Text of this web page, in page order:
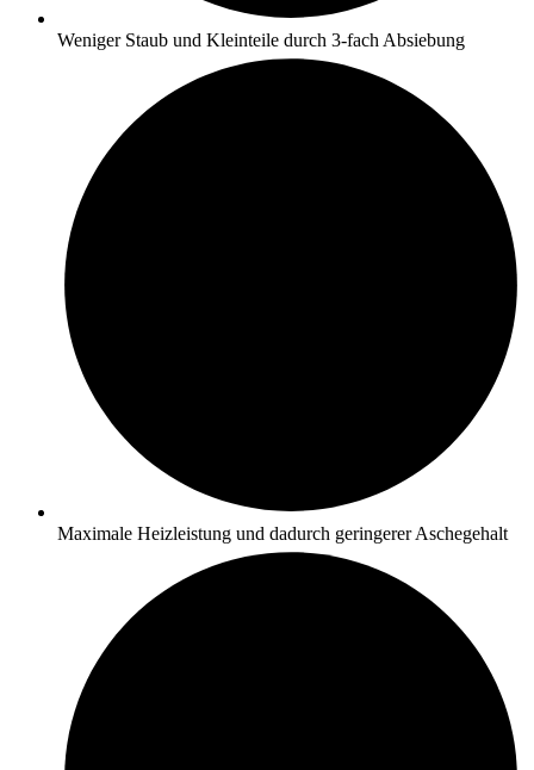
Weniger Staub und Kleinteile durch 3-fach Absiebung
Maximale Heizleistung und dadurch geringerer Aschegehalt